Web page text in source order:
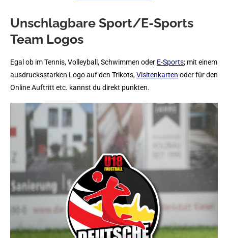
Unschlagbare Sport/E-Sports
Team Logos
Egal ob im Tennis, Volleyball, Schwimmen oder E-Sports; mit einem
ausdrucksstarken Logo auf den Trikots,Visitenkarten oder für den
Online Auftritt etc. kannst du direkt punkten.